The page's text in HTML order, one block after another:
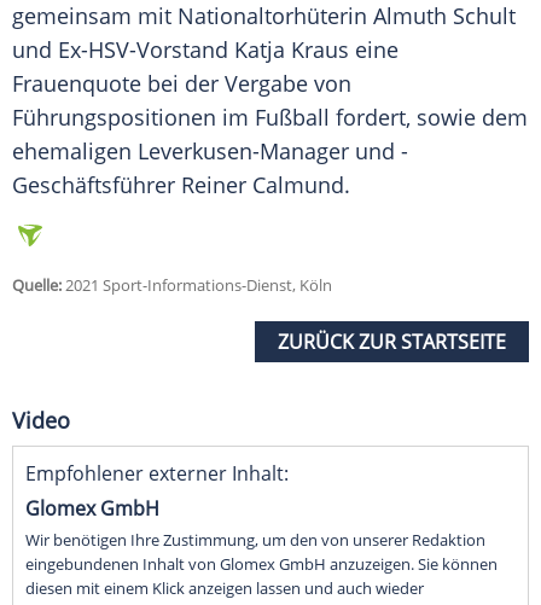
gemeinsam mit Nationaltorhüterin Almuth Schult
und Ex-HSV-Vorstand Katja Kraus eine
Frauenquote bei der Vergabe von
Führungspositionen im Fußball fordert, sowie dem
ehemaligen Leverkusen-Manager und -
Geschäftsführer Reiner Calmund.
Quelle:2021 Sport-Informations-Dienst, Köln
ZURÜCK ZUR STARTSEITE
Video
Empfohlener externer Inhalt:
Glomex GmbH
Wir benötigen Ihre Zustimmung, um den von unserer Redaktion
eingebundenen Inhalt von Glomex GmbH anzuzeigen. Sie können
diesen mit einem Klick anzeigen lassen und auch wieder